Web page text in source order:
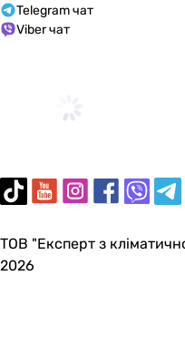
двухвентильный
двухвентильный
поворотный
поворотный
поворотный
поворотный
поворотный
Telegram чат
Viber чат
ТОВ "Експерт з
2026